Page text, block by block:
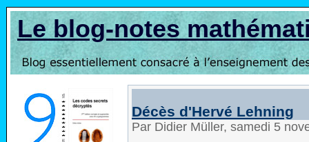
Le blog-notes
Décès d'Hervé Lehning
Par Didier Müller, samedi 5